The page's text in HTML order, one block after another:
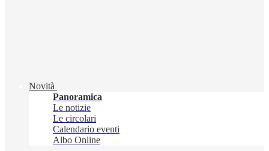
Novità
Panoramica
Le notizie
Le circolari
Calendario eventi
Albo Online